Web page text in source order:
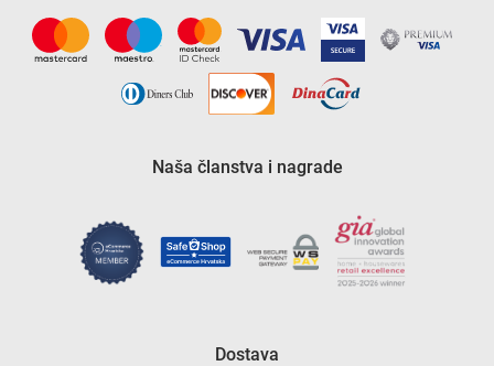
Naša članstva i nagrade
Dostava